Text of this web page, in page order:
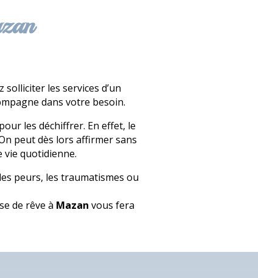
les services d’un
dans votre besoin.
les déchiffrer. En effet, le
peut dès lors affirmer sans
quotidienne.
peurs, les traumatismes ou
de rêve à Mazan vous fera